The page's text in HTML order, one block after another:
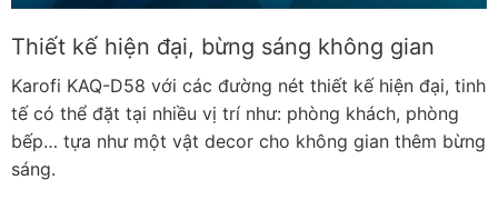
Thiết kế hiện đại, bừng sáng không gian
Karofi KAQ-D58 với các đường nét thiết kế hiện đại, tinh
tế có thể đặt tại nhiều vị trí như: phòng khách, phòng
bếp… tựa như một vật decor cho không gian thêm bừng
sáng.